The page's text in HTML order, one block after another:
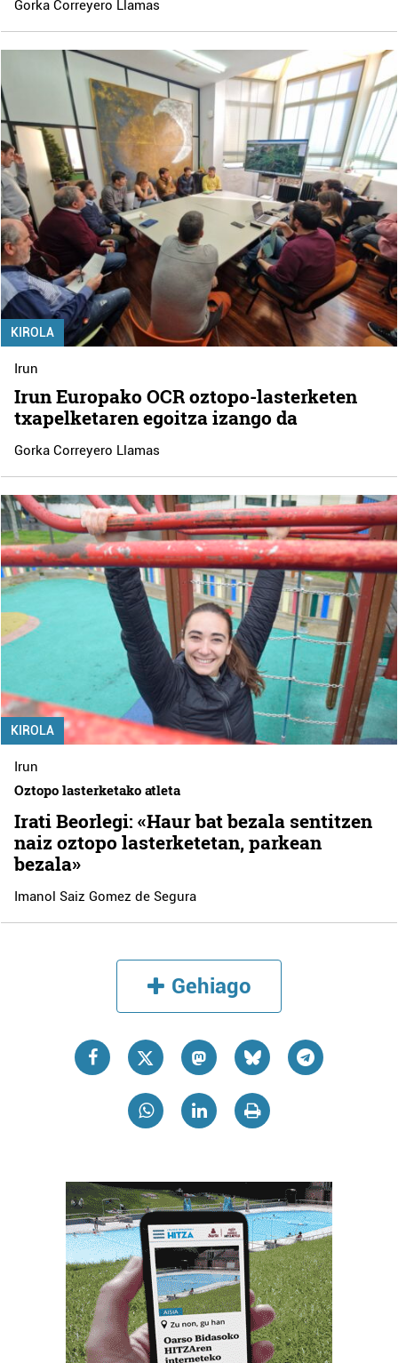
Gorka Correyero Llamas
KIROLA
Irun
Irun Europako OCR oztopo-lasterketen
txapelketaren egoitza izango da
Gorka Correyero Llamas
KIROLA
Irun
Oztopo lasterketako atleta
Irati Beorlegi: «Haur bat bezala sentitzen
naiz oztopo lasterketetan, parkean
bezala»
Imanol Saiz Gomez de Segura
Gehiago